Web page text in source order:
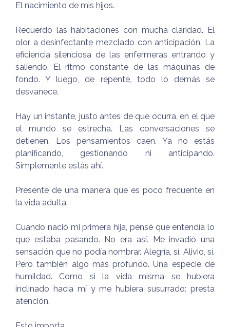
El nacimiento de mis hijos.
Recuerdo las habitaciones con mucha claridad. El
olor a desinfectante mezclado con anticipación. La
eficiencia silenciosa de las enfermeras entrando y
saliendo. El ritmo constante de las máquinas de
fondo. Y luego, de repente, todo lo demás se
desvanece.
Hay un instante, justo antes de que ocurra, en el que
el mundo se estrecha. Las conversaciones se
detienen. Los pensamientos caen. Ya no estás
planificando, gestionando ni anticipando.
Simplemente estás ahí.
Presente de una manera que es poco frecuente en
la vida adulta.
Cuando nació mi primera hija, pensé que entendía lo
que estaba pasando. No era así. Me invadió una
sensación que no podía nombrar. Alegría, sí. Alivio, sí.
Pero también algo más profundo. Una especie de
humildad. Como si la vida misma se hubiera
inclinado hacia mí y me hubiera susurrado: presta
atención.